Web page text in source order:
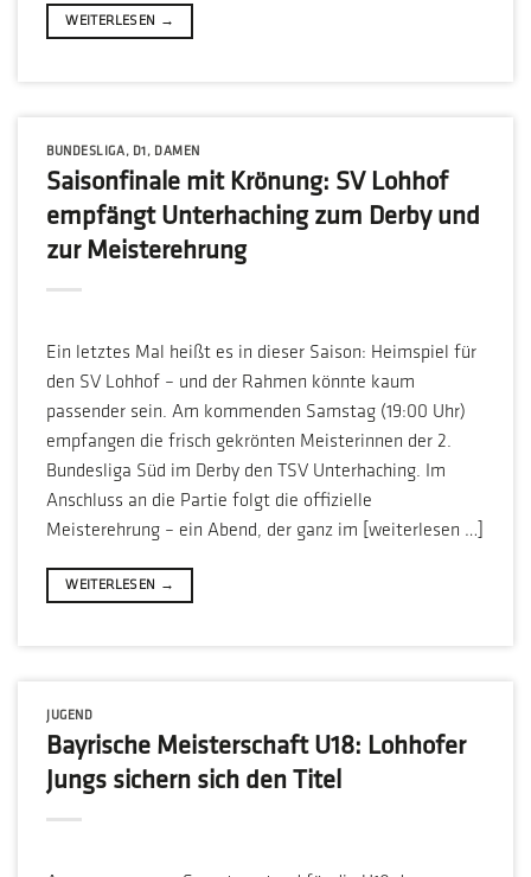
WEITERLESEN →
BUNDESLIGA, D1, DAMEN
Saisonfinale mit Krönung: SV Lohhof
empfängt Unterhaching zum Derby und
zur Meisterehrung
Ein letztes Mal heißt es in dieser Saison: Heimspiel für
den SV Lohhof – und der Rahmen könnte kaum
passender sein. Am kommenden Samstag (19:00 Uhr)
empfangen die frisch gekrönten Meisterinnen der 2.
Bundesliga Süd im Derby den TSV Unterhaching. Im
Anschluss an die Partie folgt die offizielle
Meisterehrung – ein Abend, der ganz im [weiterlesen …]
WEITERLESEN →
JUGEND
Bayrische Meisterschaft U18: Lohhofer
Jungs sichern sich den Titel